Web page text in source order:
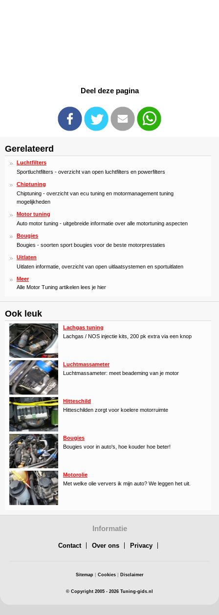
Deel deze pagina
Gerelateerd
Luchtfilters
Sportluchtfilters - overzicht van open luchtfilters en powerfilters
Chiptuning
Chiptuning - overzicht van ecu tuning en motormanagement tuning
mogelijkheden
Motor tuning
Auto motor tuning - uitgebreide informatie over alle motortuning aspecten
Bougies
Bougies - soorten sport bougies voor de beste motorprestaties
Uitlaten
Uitlaten informatie, overzicht van open uitlaatsystemen en sportuitlaten
Meer
Alle Motor Tuning artikelen lees je hier
Ook leuk
Lachgas tuning
Lachgas / NOS injectie kits, 200 pk extra via een knop
Luchtmassameter
Luchtmassameter: meet beademing van je motor
Hitteschild
Hitteschilden zorgt voor koelere motorruimte
Bougies
Bougies voor in auto's, hoe kouder hoe beter!
Motorolie
Met welke olie ververs ik mijn auto? We leggen het uit.
Informatie
Contact Over ons Privacy
Sitemap Cookies| Disclaimer
© Copyright 2005 - 2026 Tuning-gids.nl